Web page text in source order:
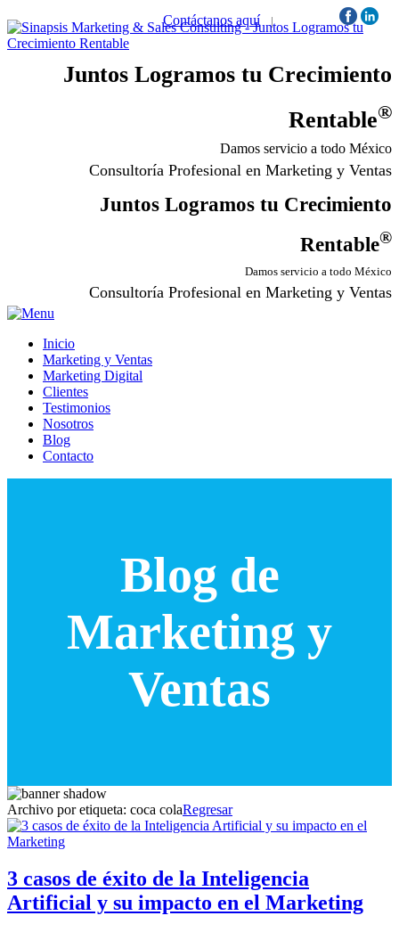
Contáctanos aquí | Síguenos:
Juntos Logramos tu Crecimiento
Rentable®
Damos servicio a todo México
Consultoría Profesional en Marketing y Ventas
Juntos Logramos tu Crecimiento
Rentable®
Damos servicio a todo México
Consultoría Profesional en Marketing y Ventas
Inicio
Marketing y Ventas
Marketing Digital
Clientes
Testimonios
Nosotros
Blog
Contacto
Blog de
Marketing y
Ventas
Archivo por etiqueta: coca colaRegresar
3 casos de éxito de la Inteligencia
Artificial y su impacto en el Marketing